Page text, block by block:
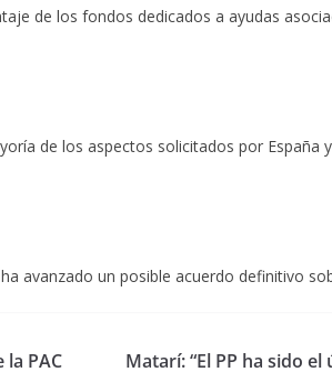
de los fondos dedicados a ayudas
de los aspectos solicitados por España
avanzado un posible acuerdo definitivo
la PAC
Matarí: “El PP ha sido